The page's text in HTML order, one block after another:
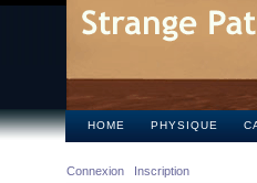
HOME PHYSIQUE
Connexion Inscription